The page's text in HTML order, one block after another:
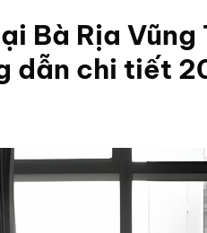
Bà Rịa
dẫn chi tiết